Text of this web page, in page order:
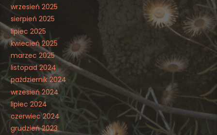
wrzesień 2025
sierpień 2025
lipiec 2025
kwiecień 2025
marzec 2025
listopad 2024
październik 2024
wrzesień 2024
lipiec 2024
czerwiec 2024
grudzień 2023